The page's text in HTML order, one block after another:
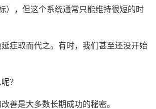
），但这个系统通常只能维持很短的时
症取而代之。有时，我们甚至还没开始
？
善是大多数长期成功的秘密。